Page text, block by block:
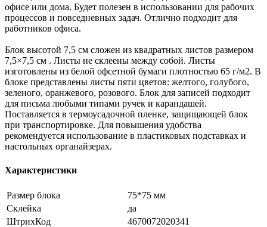
офисе или дома. Будет полезен в использовании для рабочих
процессов и повседневных задач. Отлично подходит для
работников офиса.
Блок высотой 7,5 см сложен из квадратных листов размером
7,5×7,5 см . Листы не склеены между собой. Листы
изготовлены из белой офсетной бумаги плотностью 65 г/м2. В
блоке представлены листы пяти цветов: желтого, голубого,
зеленого, оранжевого, розового. Блок для записей подходит
для письма любыми типами ручек и карандашей.
Поставляется в термоусадочной пленке, защищающей блок
при транспортировке. Для повышения удобства
рекомендуется использование в пластиковых подставках и
настольных органайзерах.
Характеристики
Размер блока
75*75 мм
Склейка
да
ШтрихКод
4670072020341